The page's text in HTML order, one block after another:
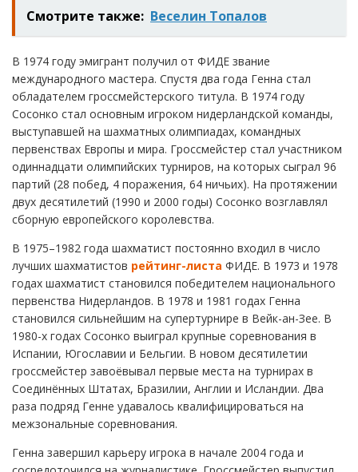
Смотрите также: Веселин Топалов
В 1974 году эмигрант получил от ФИДЕ звание
международного мастера. Спустя два года Генна стал
обладателем гроссмейстерского титула. В 1974 году
Сосонко стал основным игроком нидерландской команды,
выступавшей на шахматных олимпиадах, командных
первенствах Европы и мира. Гроссмейстер стал участником
одиннадцати олимпийских турниров, на которых сыграл 96
партий (28 побед, 4 поражения, 64 ничьих). На протяжении
двух десятилетий (1990 и 2000 годы) Сосонко возглавлял
сборную европейского королевства.
В 1975–1982 года шахматист постоянно входил в число
лучших шахматистов рейтинг-листа ФИДЕ. В 1973 и 1978
годах шахматист становился победителем национального
первенства Нидерландов. В 1978 и 1981 годах Генна
становился сильнейшим на супертурнире в Вейк-ан-Зее. В
1980-х годах Сосонко выиграл крупные соревнования в
Испании, Югославии и Бельгии. В новом десятилетии
гроссмейстер завоёвывал первые места на турнирах в
Соединённых Штатах, Бразилии, Англии и Исландии. Два
раза подряд Генне удавалось квалифицироваться на
межзональные соревнования.
Генна завершил карьеру игрока в начале 2004 года и